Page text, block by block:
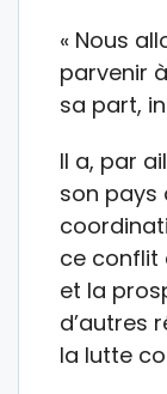
« Nous
parvenir
sa part,
Il a, par
son pays
ce conflit
et la
d’autres
la lutte